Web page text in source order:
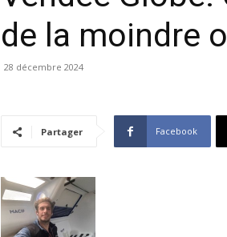
de la moindre
28 décembre 2024
Partager Facebook